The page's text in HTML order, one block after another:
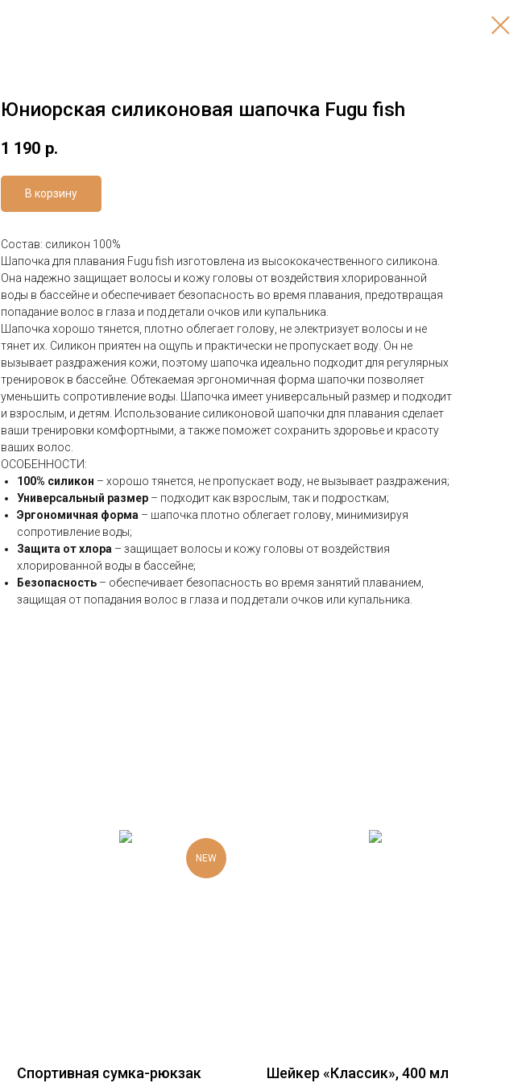
Юниорская силиконовая шапочка Fugu fish
1 190 р.
В корзину
Состав: силикон 100%
Шапочка для плавания Fugu fish изготовлена из высококачественного силикона.
Она надежно защищает волосы и кожу головы от воздействия хлорированной
воды в бассейне и обеспечивает безопасность во время плавания, предотвращая
попадание волос в глаза и под детали очков или купальника.
Шапочка хорошо тянется, плотно облегает голову, не электризует волосы и не
тянет их. Силикон приятен на ощупь и практически не пропускает воду. Он не
вызывает раздражения кожи, поэтому шапочка идеально подходит для регулярных
тренировок в бассейне. Обтекаемая эргономичная форма шапочки позволяет
уменьшить сопротивление воды. Шапочка имеет универсальный размер и подходит
и взрослым, и детям. Использование силиконовой шапочки для плавания сделает
ваши тренировки комфортными, а также поможет сохранить здоровье и красоту
ваших волос.
ОСОБЕННОСТИ:
100% силикон – хорошо тянется, не пропускает воду, не вызывает раздражения;
Универсальный размер – подходит как взрослым, так и подросткам;
Эргономичная форма – шапочка плотно облегает голову, минимизируя
сопротивление воды;
Защита от хлора – защищает волосы и кожу головы от воздействия
хлорированной воды в бассейне;
Безопасность – обеспечивает безопасность во время занятий плаванием,
защищая от попадания волос в глаза и под детали очков или купальника.
NEW
Спортивная сумка-рюкзак Шейкер «Классик», 400 мл